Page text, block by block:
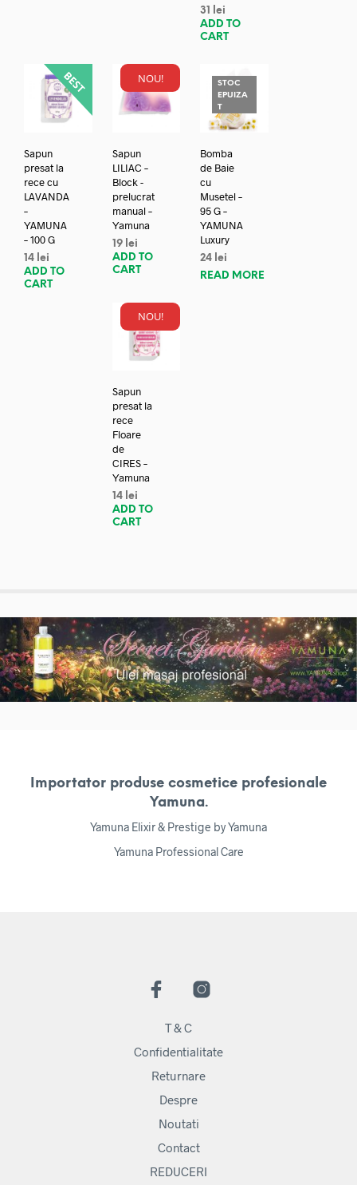
31
lei
ADD TO
CART
Sapun
presat la
rece cu
LAVANDA
–
YAMUNA
– 100 G
14 lei
ADD TO
CART
NOU!
Sapun
LILIAC –
Block -
prelucrat
manual –
Yamuna
19 lei
ADD TO
CART
STOC
EPUIZA
T
Bomba
de Baie
cu
Musetel –
95 G –
YAMUNA
Luxury
24 lei
READ MORE
NOU!
Sapun
presat la
rece
Floare
de
CIRES –
Yamuna
14 lei
ADD TO
CART
Importator produse cosmetice profesionale
Yamuna.
Yamuna Elixir & Prestige by Yamuna
Yamuna Professional Care
T & C
Confidentialitate
Returnare
Despre
Noutati
Contact
REDUCERI